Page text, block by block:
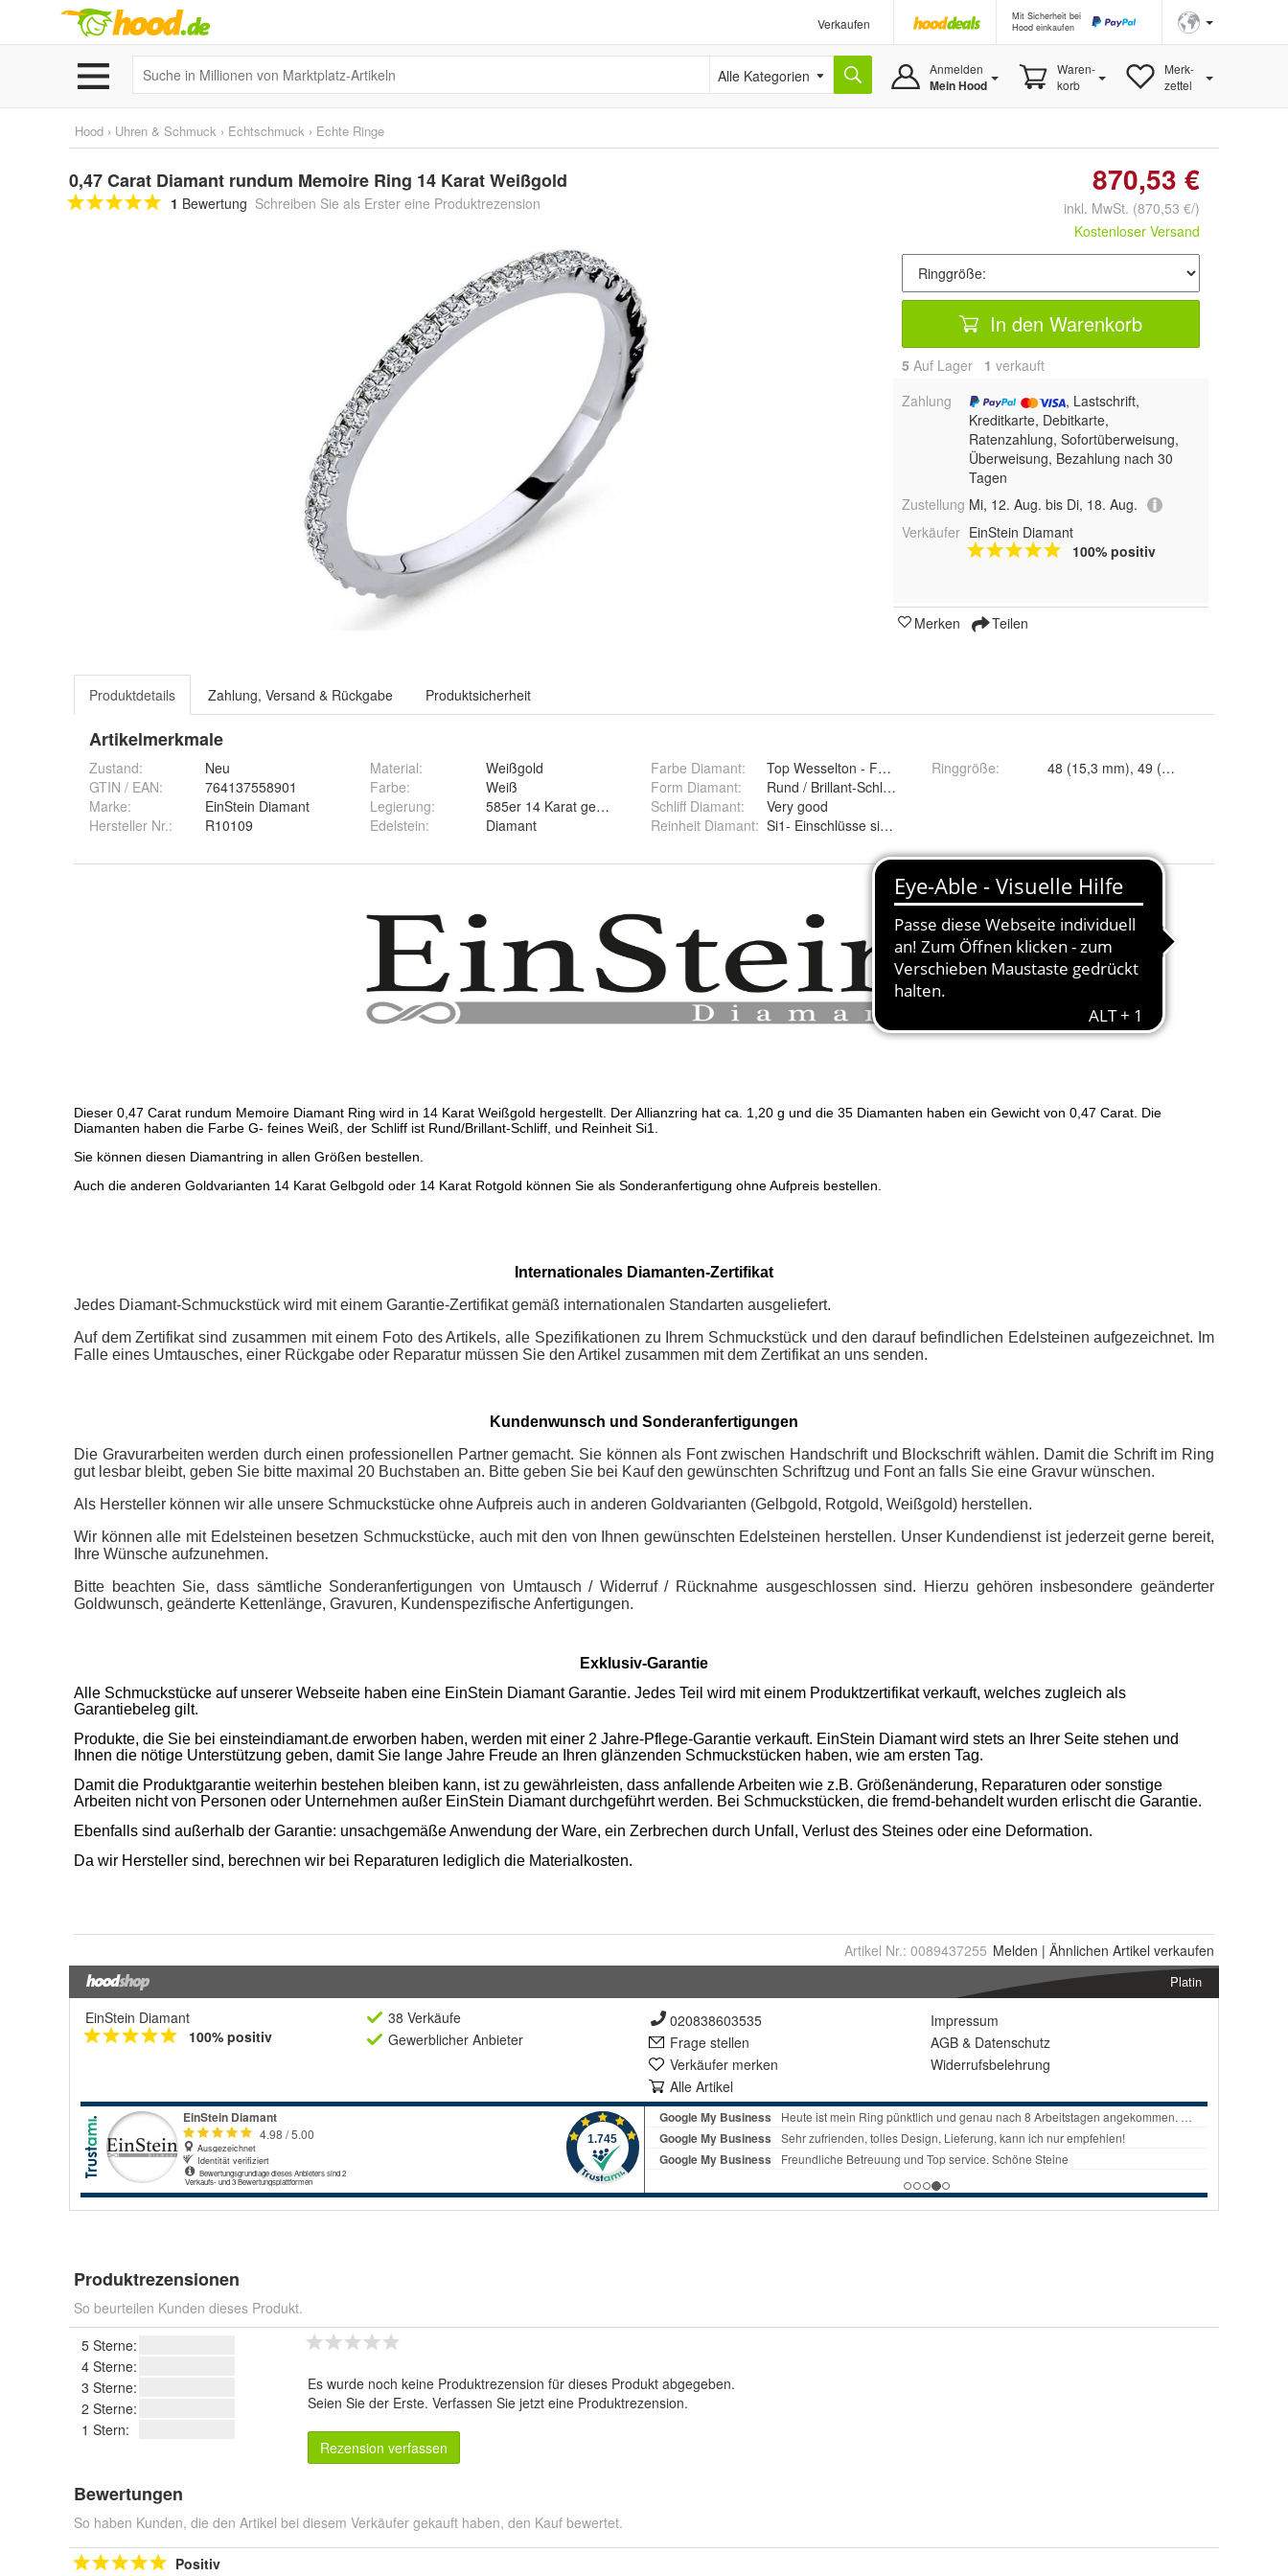
Verkaufen
Mit Sicherheit bei
Hood einkaufen
Alle Kategorien Anmelden
Mein Hood
Waren-
korb
Merk-
zettel
Hood › Uhren & Schmuck › Echtschmuck › Echte Ringe
0,47 Carat Diamant rundum Memoire Ring 14 Karat Weißgold
1 Bewertung Schreiben Sie als Erster eine Produktrezension
870,53 €
inkl. MwSt. (870,53 €/)
Kostenloser Versand
In den Warenkorb
5 Auf Lager 1 verkauft
Zahlung
, Lastschrift,
Kreditkarte, Debitkarte,
Ratenzahlung, Sofortüberweisung,
Überweisung, Bezahlung nach 30
Tagen
Zustellung Mi, 12. Aug. bis Di, 18. Aug.
Verkäufer EinStein Diamant
100% positiv
Merken Teilen
Produktdetails Zahlung, Versand & Rückgabe Produktsicherheit
Artikelmerkmale
Zustand:
Neu
GTIN / EAN:
764137558901
Marke:
EinStein Diamant
Hersteller Nr.:
R10109
Material:
Weißgold
Farbe:
Weiß
Legierung:
585er 14 Karat gestempelt
Edelstein: Diamant
Farbe Diamant:
Top Wesselton - Feines Weiß - G
Form Diamant:
Rund / Brillant-Schliff / 57 Facetten
Schliff Diamant:
Very good
Reinheit Diamant: Si1- Einschlüsse sind bei 10-facher Vergrößerung l
Ringgröße: 48 (15,3 mm), 49 (15,6 mm), 50 (15,9
Artikel Nr.: 0089437255 Melden | Ähnlichen Artikel verkaufen
Platin
EinStein Diamant
100% positiv
38 Verkäufe
Gewerblicher Anbieter
020838603535
Frage stellen
Verkäufer merken
Alle Artikel
Impressum
AGB & Datenschutz
Widerrufsbelehrung
Produktrezensionen
So beurteilen Kunden dieses Produkt.
5 Sterne:
4 Sterne:
3 Sterne:
2 Sterne:
1 Stern:
Es wurde noch keine Produktrezension für dieses Produkt abgegeben.
Seien Sie der Erste. Verfassen Sie jetzt eine Produktrezension.
Rezension verfassen
Bewertungen
So haben Kunden, die den Artikel bei diesem Verkäufer gekauft haben, den Kauf bewertet.
Positiv